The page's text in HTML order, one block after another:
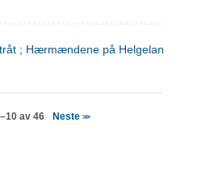
; Hærmændene på Helgeland
av 46 Neste>>